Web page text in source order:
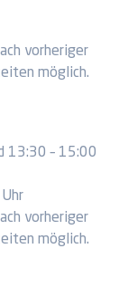
vorheriger
möglich.
13:30 – 15:00
vorheriger
möglich.